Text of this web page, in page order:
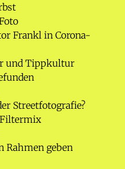
Frankl in Corona-
und Tippkultur
Streetfotografie?
Rahmen geben